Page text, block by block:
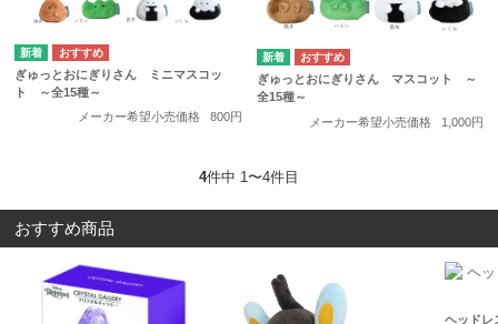
ぎゅっとおにぎりさん ミニマスコッ
ト ～全15種～
メーカー希望小売価格
800円
ぎゅっとおにぎりさん マスコット ～
全15種～
メーカー希望小売価格
1,000円
4件中 1〜4件目
おすすめ商品
ヘッド